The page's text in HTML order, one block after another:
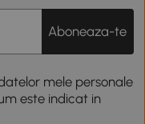
Aboneaza-te
mele personale
este indicat in